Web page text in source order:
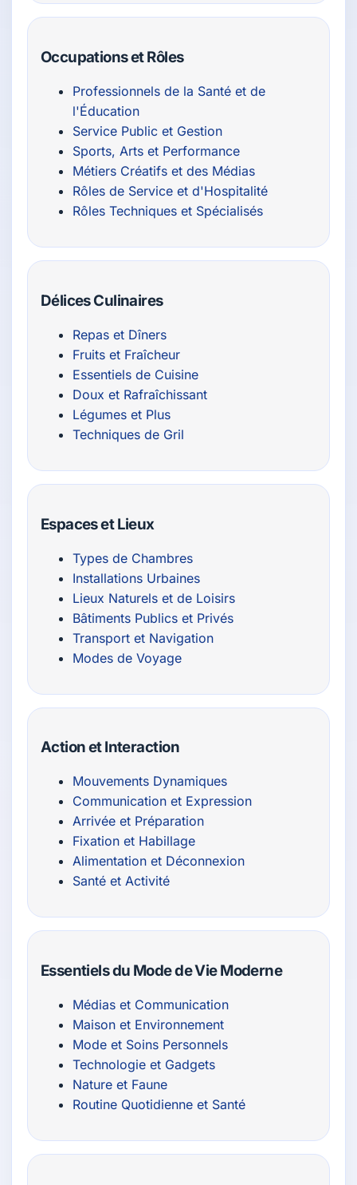
Occupations et Rôles
Professionnels de la Santé et de
l'Éducation
Service Public et Gestion
Sports, Arts et Performance
Métiers Créatifs et des Médias
Rôles de Service et d'Hospitalité
Rôles Techniques et Spécialisés
Délices Culinaires
Repas et Dîners
Fruits et Fraîcheur
Essentiels de Cuisine
Doux et Rafraîchissant
Légumes et Plus
Techniques de Gril
Espaces et Lieux
Types de Chambres
Installations Urbaines
Lieux Naturels et de Loisirs
Bâtiments Publics et Privés
Transport et Navigation
Modes de Voyage
Action et Interaction
Mouvements Dynamiques
Communication et Expression
Arrivée et Préparation
Fixation et Habillage
Alimentation et Déconnexion
Santé et Activité
Essentiels du Mode de Vie Moderne
Médias et Communication
Maison et Environnement
Mode et Soins Personnels
Technologie et Gadgets
Nature et Faune
Routine Quotidienne et Santé